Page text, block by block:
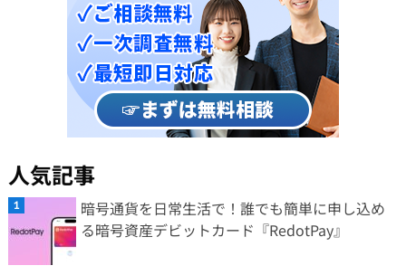
人気記事
暗号通貨を日常生活で！誰でも簡単に申し込め
る暗号資産デビットカード『RedotPay』